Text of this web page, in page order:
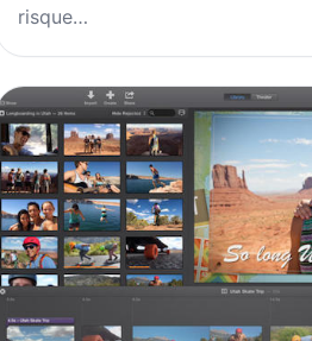
risque…